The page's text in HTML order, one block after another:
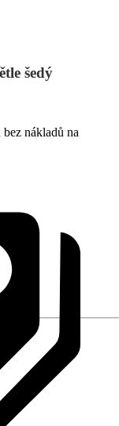
šedý
nákladů na